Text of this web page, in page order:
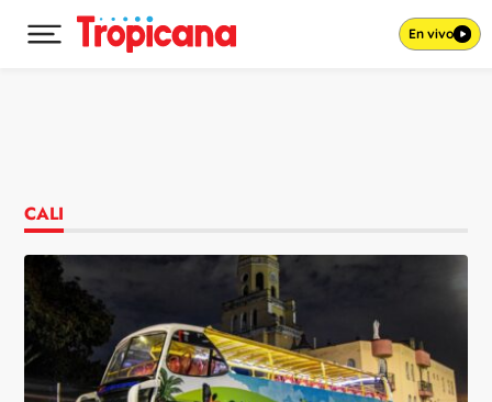
Desplegar menú principal En vivo
CALI